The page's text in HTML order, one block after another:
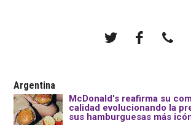
Argentina
McDonald's reafirma su
calidad evolucionando la
sus hamburguesas más